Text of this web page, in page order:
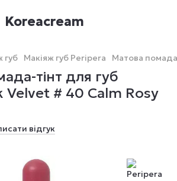
Koreacream
губ Макіяж губ Peripera Матова
тінт для губ
Velvet # 40 Calm Rosy
відгук